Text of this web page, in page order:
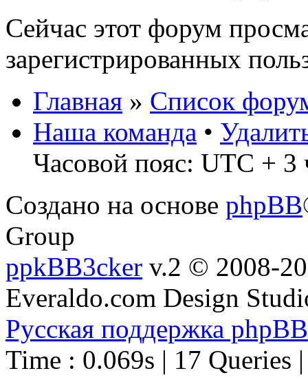
Сейчас этот форум
зарегистрированных
Главная » Список
Наша команда •
Часовой пояс: UTC + 3
Создано на основе phpBB
Group
ppkBB3cker v.2 © 2008-
Everaldo.com Design
Русская поддержка phpBB
Time : 0.069s | 17 Queries